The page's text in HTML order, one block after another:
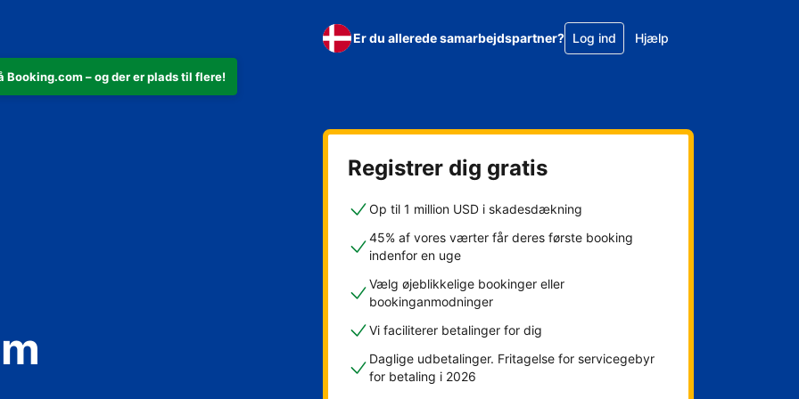
– og der er plads til flere!
Er du allerede samarbejdspartner? Log ind Hjælp
Registrer dig gratis
Op til 1 million USD i skadesdækning
45% af vores værter får deres første booking
indenfor en uge
Vælg øjeblikkelige bookinger eller
bookinganmodninger
Vi faciliterer betalinger for dig
Daglige udbetalinger. Fritagelse for servicegebyr
for betaling i 2026